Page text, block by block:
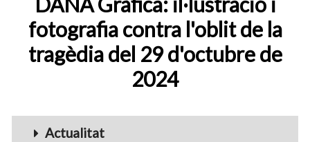
fotografia contra l'oblit de la
tragèdia del 29 d'octubre de
2024
Menu_Videos
Actualitat